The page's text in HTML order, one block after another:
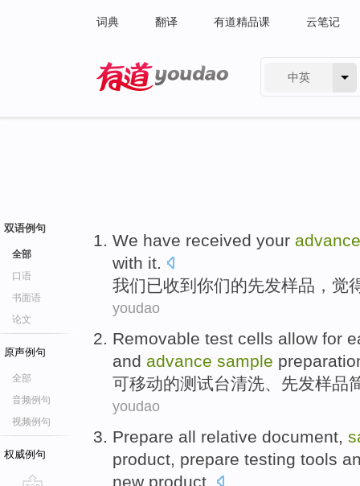
词典 翻译 有道精品课 云笔记
中英
双语例句
全部
口语
书面语
论文
原声例句
全部
音频例句
视频例句
权威例句
We have received your advance
with it.
我们已收到 你们的先发样品 ，觉
youdao
Removable test cells allow for
and advance sample
可移动的测试台清洗、先发样品
youdao
Prepare all relative document
product prepare testing tools
new product.